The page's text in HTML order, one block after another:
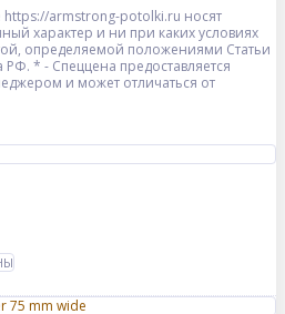
https://armstrong-potolki.ru носят
характер и ни при каких условиях
определяемой положениями Статьи
РФ. * - Спеццена предоставляется
и может отличаться от